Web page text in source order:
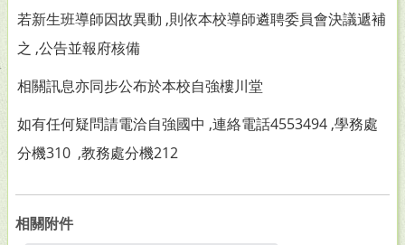
若新生班導師因故異動 ,則依本校導師遴聘委員會決議遞補
之 ,公告並報府核備
相關訊息亦同步公布於本校自強樓川堂
如有任何疑問請電洽自強國中 ,連絡電話4553494 ,學務處
分機310 ,教務處分機212
相關附件